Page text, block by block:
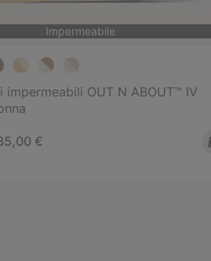
Impermeabile
impermeabili OUT N ABOUT™ IV
price:price:
€